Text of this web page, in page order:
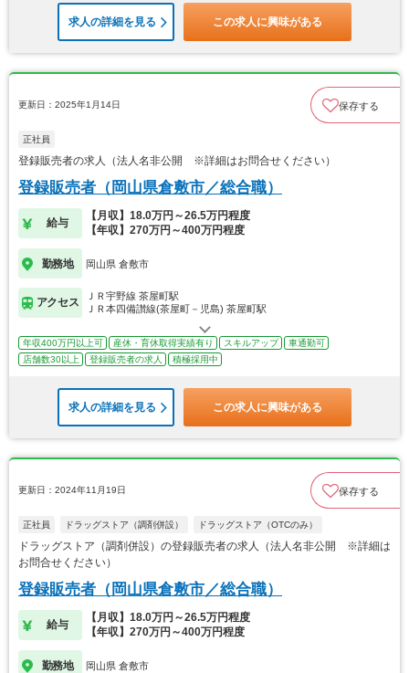
求人の詳細を見る この求人に興味がある
更新日：2025年1月14日 保存する
正社員
登録販売者の求人（法人名非公開 ※詳細はお問合せください）
登録販売者（岡山県倉敷市／総合職）
給与
【月収】18.0万円～26.5万円程度
【年収】270万円～400万円程度
勤務地 岡山県 倉敷市
アクセス
ＪＲ宇野線 茶屋町駅
ＪＲ本四備讃線(茶屋町－児島) 茶屋町駅
年収400万円以上可 産休・育休取得実績有り スキルアップ
車通勤可
店舗数30以上
登録販売者の求人 積極採用中
求人の詳細を見る この求人に興味がある
更新日：2024年11月19日 保存する
正社員 ドラッグストア（調剤併設） ドラッグストア（OTCのみ）
ドラッグストア（調剤併設）の登録販売者の求人（法人名非公開 ※詳細は
お問合せください）
登録販売者（岡山県倉敷市／総合職）
給与
【月収】18.0万円～26.5万円程度
【年収】270万円～400万円程度
勤務地 岡山県 倉敷市